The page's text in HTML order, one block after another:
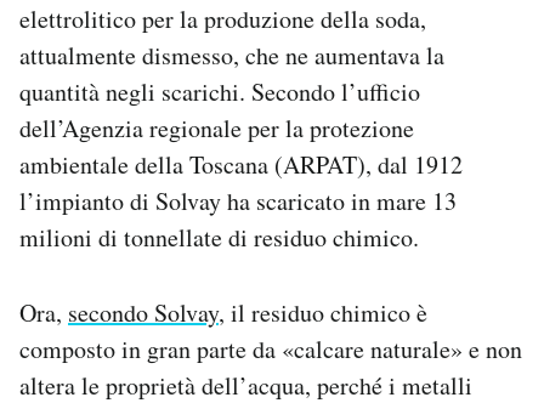
elettrolitico per la produzione della soda,
attualmente dismesso, che ne aumentava la
quantità negli scarichi. Secondo l’ufficio
dell’Agenzia regionale per la protezione
ambientale della Toscana (ARPAT), dal 1912
l’impianto di Solvay ha scaricato in mare 13
milioni di tonnellate di residuo chimico.
Ora, secondo Solvay, il residuo chimico è
composto in gran parte da «calcare naturale» e non
altera le proprietà dell’acqua, perché i metalli